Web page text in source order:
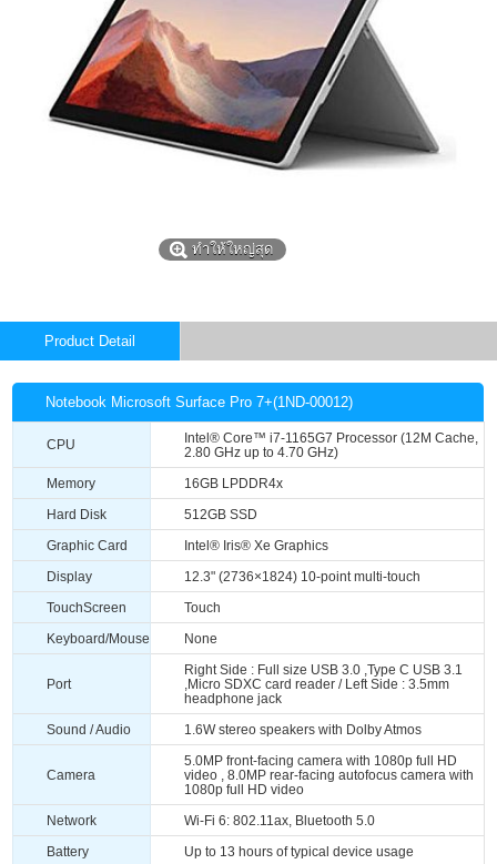
ทำให้ใหญ่สุด
Product Detail
Notebook Microsoft Surface Pro 7+(1ND-00012)
CPU
Intel® Core™ i7-1165G7 Processor (12M Cache,
2.80 GHz up to 4.70 GHz)
Memory 16GB LPDDR4x
Hard Disk 512GB SSD
Graphic Card Intel® Iris® Xe Graphics
Display 12.3" (2736×1824) 10-point multi-touch
TouchScreen Touch
Keyboard/Mouse None
Port
Right Side : Full size USB 3.0 ,Type C USB 3.1
,Micro SDXC card reader / Left Side : 3.5mm
headphone jack
Sound / Audio 1.6W stereo speakers with Dolby Atmos
Camera
5.0MP front-facing camera with 1080p full HD
video , 8.0MP rear-facing autofocus camera with
1080p full HD video
Network Wi-Fi 6: 802.11ax, Bluetooth 5.0
Battery Up to 13 hours of typical device usage